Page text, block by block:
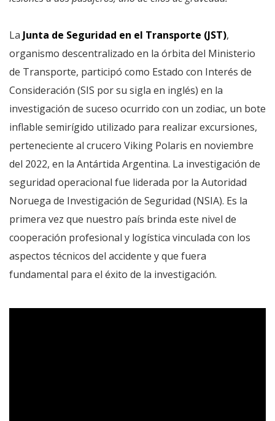
La Junta de Seguridad en el Transporte (JST),
organismo descentralizado en la órbita del Ministerio
de Transporte, participó como Estado con Interés de
Consideración (SIS por su sigla en inglés) en la
investigación de suceso ocurrido con un zodiac, un bote
inflable semirígido utilizado para realizar excursiones,
perteneciente al crucero Viking Polaris en noviembre
del 2022, en la Antártida Argentina. La investigación de
seguridad operacional fue liderada por la Autoridad
Noruega de Investigación de Seguridad (NSIA). Es la
primera vez que nuestro país brinda este nivel de
cooperación profesional y logística vinculada con los
aspectos técnicos del accidente y que fuera
fundamental para el éxito de la investigación.